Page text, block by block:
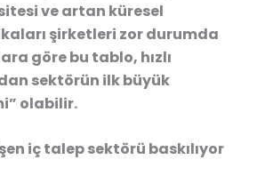
ve artan küresel
şirketleri zor durumda
göre bu tablo, hızlı
sektörün ilk büyük
olabilir.
iç talep sektörü baskılıyor